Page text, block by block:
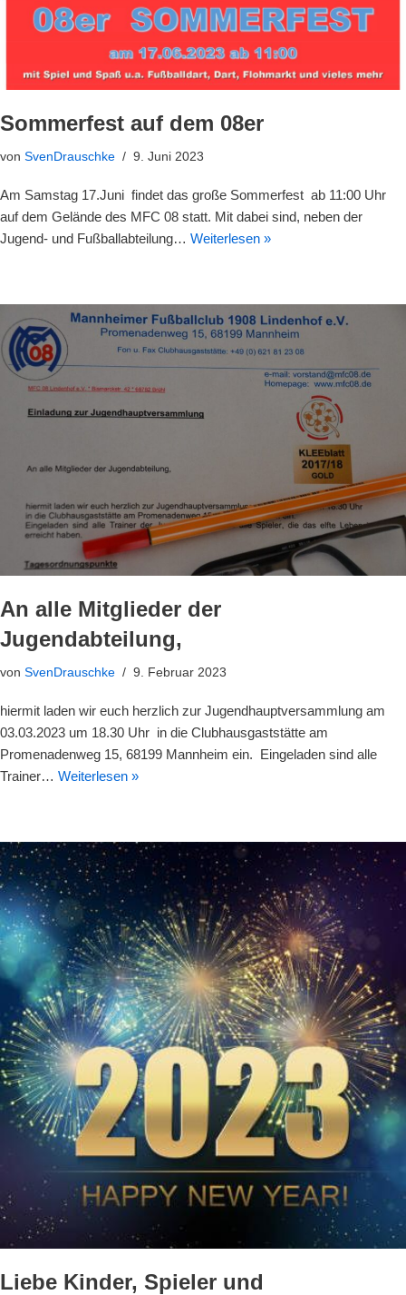
Sommerfest auf dem 08er
von SvenDrauschke 9. Juni 2023
Am Samstag 17.Juni findet das große Sommerfest ab 11:00 Uhr
auf dem Gelände des MFC 08 statt. Mit dabei sind, neben der
Jugend- und Fußballabteilung… Weiterlesen »
An alle Mitglieder der
Jugendabteilung,
von SvenDrauschke 9. Februar 2023
hiermit laden wir euch herzlich zur Jugendhauptversammlung am
03.03.2023 um 18.30 Uhr in die Clubhausgaststätte am
Promenadenweg 15, 68199 Mannheim ein. Eingeladen sind alle
Trainer… Weiterlesen »
Liebe Kinder, Spieler und